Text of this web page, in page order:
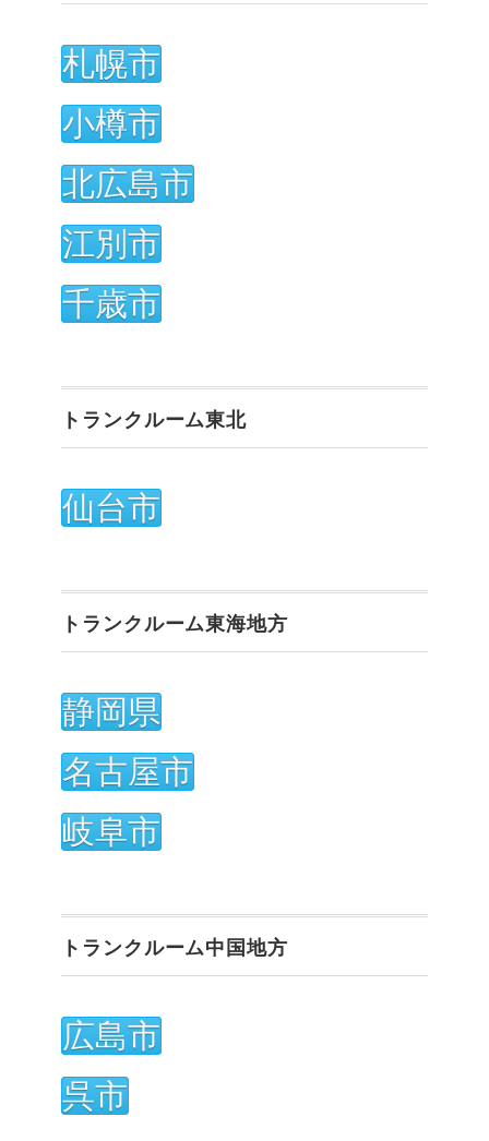
札幌市
小樽市
北広島市
江別市
千歳市
トランクルーム東北
仙台市
トランクルーム東海地方
静岡県
名古屋市
岐阜市
トランクルーム中国地方
広島市
呉市